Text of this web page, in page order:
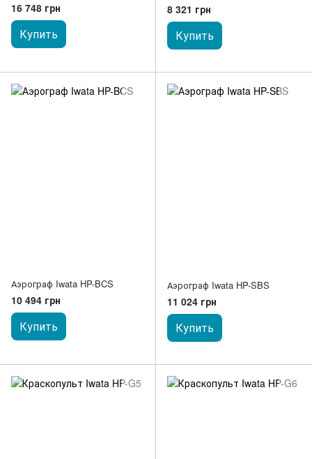
16 748 грн
Купить
8 321 грн
Купить
Аэрограф Iwata HP-BCS
10 494 грн
Купить
Аэрограф Iwata HP-SBS
11 024 грн
Купить